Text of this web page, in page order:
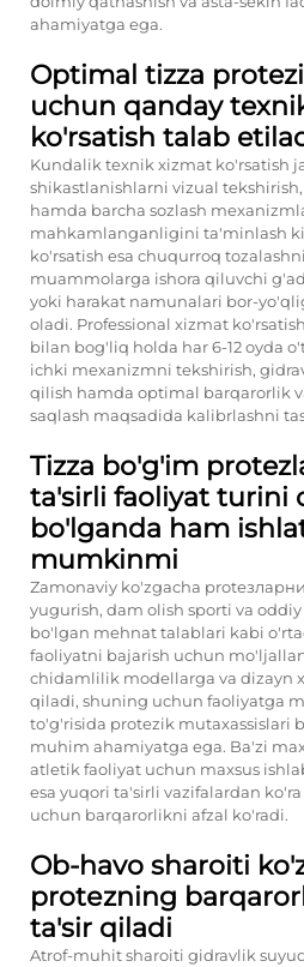
ahamiyatga ega.
Optimal tizza
uchun qanday
ko'rsatish talab
Kundalik texnik xizmat ko'rsatish
shikastlanishlarni vizual
hamda barcha sozlash
mahkamlanganligini ta'minlash
ko'rsatish esa chuqurroq
muammolarga ishora qiluvchi
yoki harakat namunalari bor-
oladi. Professional xizmat
bilan bog'liq holda har 6-12 oyda
ichki mexanizmni tekshirish,
qilish hamda optimal barqarorlik
saqlash maqsadida kalibrlashni
Tizza bo'g'im
ta'sirli faoliyat turini
bo'lganda ham
mumkinmi
Zamonaviy ko'zgacha
yugurish, dam olish sporti va
bo'lgan mehnat talablari kabi
faoliyatni bajarish uchun
chidamlilik modellarga va dizayn
qiladi, shuning uchun faoliyatga
to'g'risida protеzik mutaxassislari
muhim ahamiyatga ega. Ba'zi
atletik faoliyat uchun maxsus
esa yuqori ta'sirli vazifalardan
uchun barqarorlikni afzal ko'radi.
Ob-havo sharoiti
protеzning
ta'sir qiladi
Atrof-muhit sharoiti gidravlik